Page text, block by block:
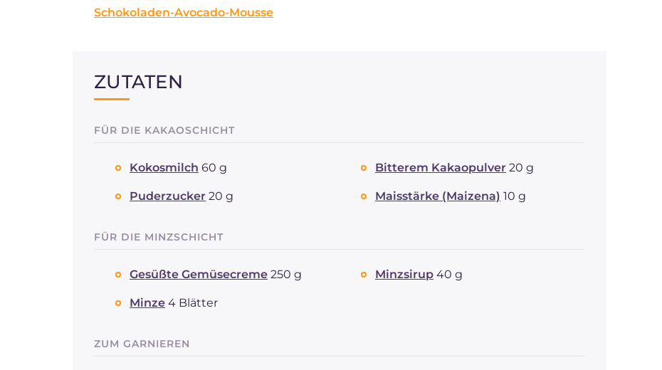
Schokoladen-Avocado-Mousse
ZUTATEN
FÜR DIE KAKAOSCHICHT
Kokosmilch 60 g Bitterem Kakaopulver 20 g
Puderzucker 20 g Maisstärke (Maizena) 10 g
FÜR DIE MINZSCHICHT
Gesüßte Gemüsecreme 250 g Minzsirup 40 g
Minze 4 Blätter
ZUM GARNIEREN